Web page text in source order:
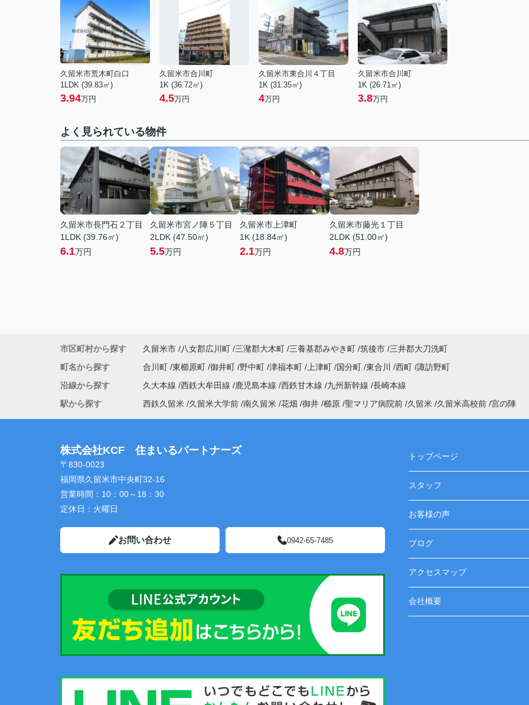
久留米市荒木町白口
1LDK (39.83㎡)
3.94万円
久留米市合川町
1K (36.72㎡)
4.5万円
久留米市東合川４丁目
1K (31.35㎡)
4万円
久留米市合川町
1K (26.71㎡)
3.8万円
よく見られている物件
久留米市長門石２丁目
1LDK (39.76㎡)
6.1万円
久留米市宮ノ陣５丁目
2LDK (47.50㎡)
5.5万円
久留米市上津町
1K (18.84㎡)
2.1万円
久留米市藤光１丁目
2LDK (51.00㎡)
4.8万円
市区町村から探す 久留米市 八女郡広川町 三潴郡大木町 三養基郡みやき町 筑後市 三井郡大刀洗町
町名から探す
合川町 東櫛原町 御井町 野中町 津福本町 上津町 国分町 東合川 西町 諏訪野町
沿線から探す
久大本線 西鉄大牟田線 鹿児島本線 西鉄甘木線 九州新幹線 長崎本線
駅から探す
西鉄久留米 久留米大学前 南久留米 花畑 御井 櫛原 聖マリア病院前 久留米 久留米高校前 宮の陣
株式会社KCF 住まいるパートナーズ
〒830-0023
福岡県久留米市中央町32-16
営業時間： 10：00～18：30
定休日： 火曜日
お問い合わせ 0942-65-7485
トップページ
スタッフ
お客様の声
ブログ
アクセスマップ
会社概要